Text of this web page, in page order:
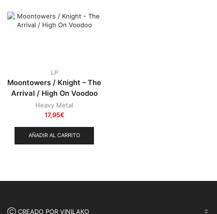
Sludge (35)
(22)
LP
Moontowers / Knight – The
Arrival / High On Voodoo
Heavy Metal
17,95€
AÑADIR AL CARRITO
Ⓒ CREADO POR VINILAKO